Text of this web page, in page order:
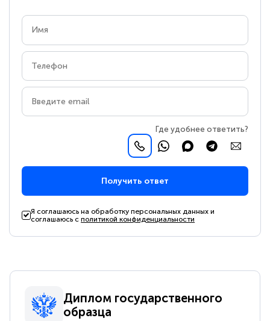
Где удобнее ответить?
Получить ответ
Я соглашаюсь на обработку персональных данных и
соглашаюсь сполитикой конфиденциальности
Диплом государственного
образца